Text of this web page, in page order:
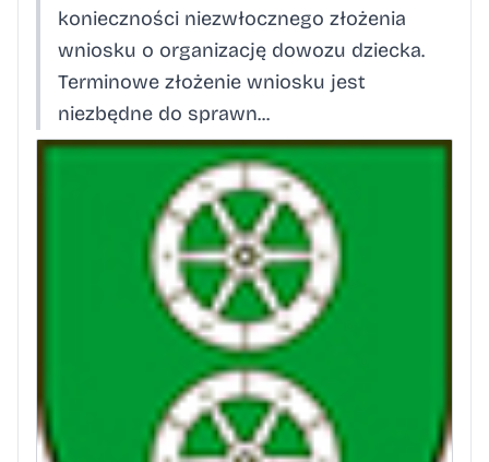
konieczności niezwłocznego złożenia
wniosku o organizację dowozu dziecka.
Terminowe złożenie wniosku jest
niezbędne do sprawn...